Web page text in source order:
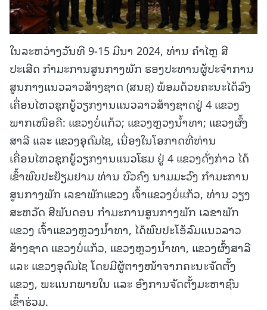
ໃນລະຫວ່າງວັນທີ 9-15 ມີນາ 2024, ທ່ານ ຄໍາໄຫຼ ສີ
ປະເສີດ ກໍາມະການສູນກາງພັກ ຮອງປະທານຜູ້ປະຈໍາການ
ສູນກາງແນວລາວສ້າງຊາດ (ສນຊ) ພ້ອມດ້ວຍຄະນະໄດ້ລົງ
ເຄື່ອນໄຫວຊຸກຍູ້ວຽກງານແນວລາວສ້າງຊາດຢູ່ 4 ແຂວງ
ພາກເໜືອຄື: ແຂວງບໍ່ແກ້ວ; ແຂວງຫຼວງນໍ້າທາ; ແຂວງຜົ້ງ
ສາລີ ແລະ ແຂວງອຸດົມໄຊ, ເນື່ອງໃນໂອກາດທີ່ທ່ານ
ເຄື່ອນໄຫວຊຸກຍູ້ວຽກງານແນວໂຮມ ຢູ່ 4 ແຂວງດັ່ງກ່າວ ໄດ້
ເຂົ້າພົບປະຢ້ຽມຢາມ ທ່ານ ບົວຄົງ ນາມມະວົງ ກໍາມະການ
ສູນກາງພັກ ເລຂາພັກແຂວງ ເຈົ້າແຂວງບໍ່ແກ້ວ, ທ່ານ ວຽງ
ສະຫວັດ ສີພັນດອນ ກໍາມະການສູນກາງພັກ ເລຂາພັກ
ແຂວງ ເຈົ້າແຂວງຫຼວງນໍ້າທາ, ໄດ້ພົບປະໂອ້ລົມແນວລາວ
ສ້າງຊາດ ແຂວງບໍ່ແກ້ວ, ແຂວງຫຼວງນໍ້າທາ, ແຂວງຜົ້ງສາລີ
ແລະ ແຂວງອຸດົມໄຊ ໂດຍມີຜູ້ຕາງໜ້າຈາກຄະນະຈັດຕັ້ງ
ແຂວງ, ພະແນກພາຍໃນ ແລະ ອົງການຈັດຕັ້ງມະຫາຊົນ
ເຂົ້າຮ່ວມ.